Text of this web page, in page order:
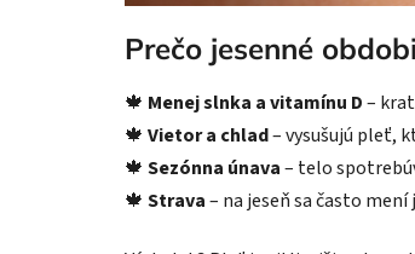
Prečo jesenné
🍁 Menej slnka a vitamínu D–
🍁 Vietor a chlad– vysušujú pleť,
🍁 Sezónna únava– telo
🍁 Strava– na jeseň sa často